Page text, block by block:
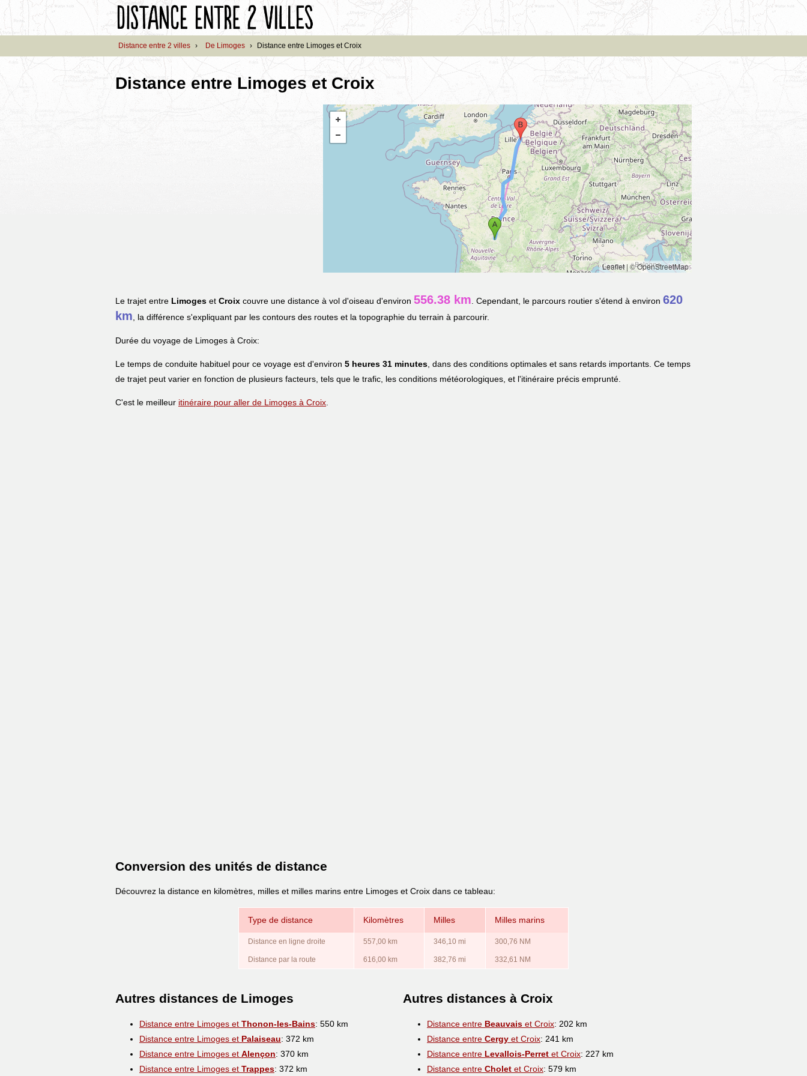
Distance entre 2 villes › De Limoges › Distance entre Limoges et Croix
Distance entre Limoges et Croix
Leaflet| © OpenStreetMap
Le trajet entre Limoges et Croix couvre une distance à vol d'oiseau d'environ 556.38 km . Cependant, le parcours routier s'étend à environ 620
km , la différence s'expliquant par les contours des routes et la topographie du terrain à parcourir.
Durée du voyage de Limoges à Croix:
Le temps de conduite habituel pour ce voyage est d'environ 5 heures 31 minutes , dans des conditions optimales et sans retards importants. Ce temps
de trajet peut varier en fonction de plusieurs facteurs, tels que le trafic, les conditions météorologiques, et l'itinéraire précis emprunté.
C'est le meilleur itinéraire pour aller de Limoges à Croix
Conversion des unités de distance
Découvrez la distance en kilomètres, milles et milles marins entre Limoges et Croix dans ce tableau:
Type de distance Kilomètres Milles Milles marins
Distance en ligne droite 557,00 km 346,10 mi 300,76 NM
Distance par la route 616,00 km 382,76 mi 332,61 NM
Autres distances de Limoges
Distance entre Limoges et Thonon-les-Bains: 550 km
Distance entre Limoges et Palaiseau: 372 km
Distance entre Limoges et Alençon: 370 km
Distance entre Limoges et Trappes: 372 km
Autres distances à Croix
Distance entre Beauvais et Croix: 202 km
Distance entre Cergy et Croix: 241 km
Distance entre Levallois-Perret et Croix: 227 km
Distance entre Cholet et Croix: 579 km